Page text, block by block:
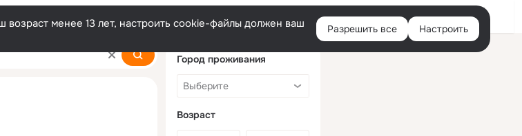
Войти
менее 13 лет, настроить cookie-файлы должен ваш
Разрешить все Настроить
Город проживания
Возраст